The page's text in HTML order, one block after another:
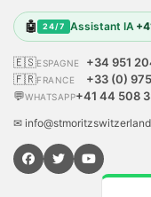
🤖 24/7 Assistant IA
🇪🇸ESPAGNE
+34 951
🇫🇷FRANCE
+33 (0)
💬WHATSAPP+41 44 508
✉